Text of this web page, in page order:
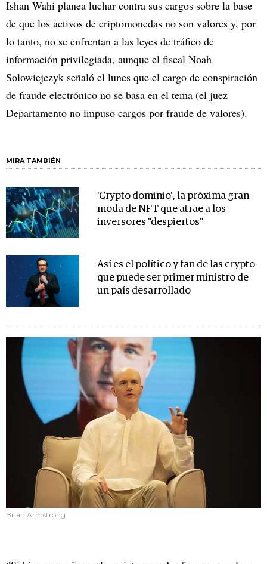
Ishan Wahi planea luchar contra sus cargos sobre la base
de que los activos de criptomonedas no son valores y, por
lo tanto, no se enfrentan a las leyes de tráfico de
información privilegiada, aunque el fiscal Noah
Solowiejczyk señaló el lunes que el cargo de conspiración
de fraude electrónico no se basa en el tema (el juez
Departamento no impuso cargos por fraude de valores).
MIRA TAMBIÉN
'Crypto dominio', la próxima gran
moda de NFT que atrae a los
inversores "despiertos"
Así es el político y fan de las crypto
que puede ser primer ministro de
un país desarrollado
Brian Armstrong